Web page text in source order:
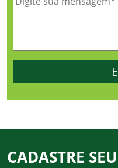
CADASTRE